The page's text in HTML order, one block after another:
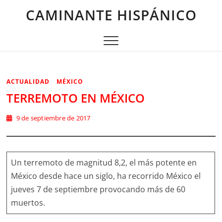
CAMINANTE HISPÁNICO
ACTUALIDAD MÉXICO
TERREMOTO EN MÉXICO
9 de septiembre de 2017
Un terremoto de magnitud 8,2, el más potente en
México desde hace un siglo, ha recorrido México el
jueves 7 de septiembre provocando más de 60
muertos.